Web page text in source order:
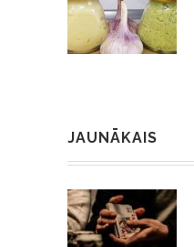
JAUNĀKAIS